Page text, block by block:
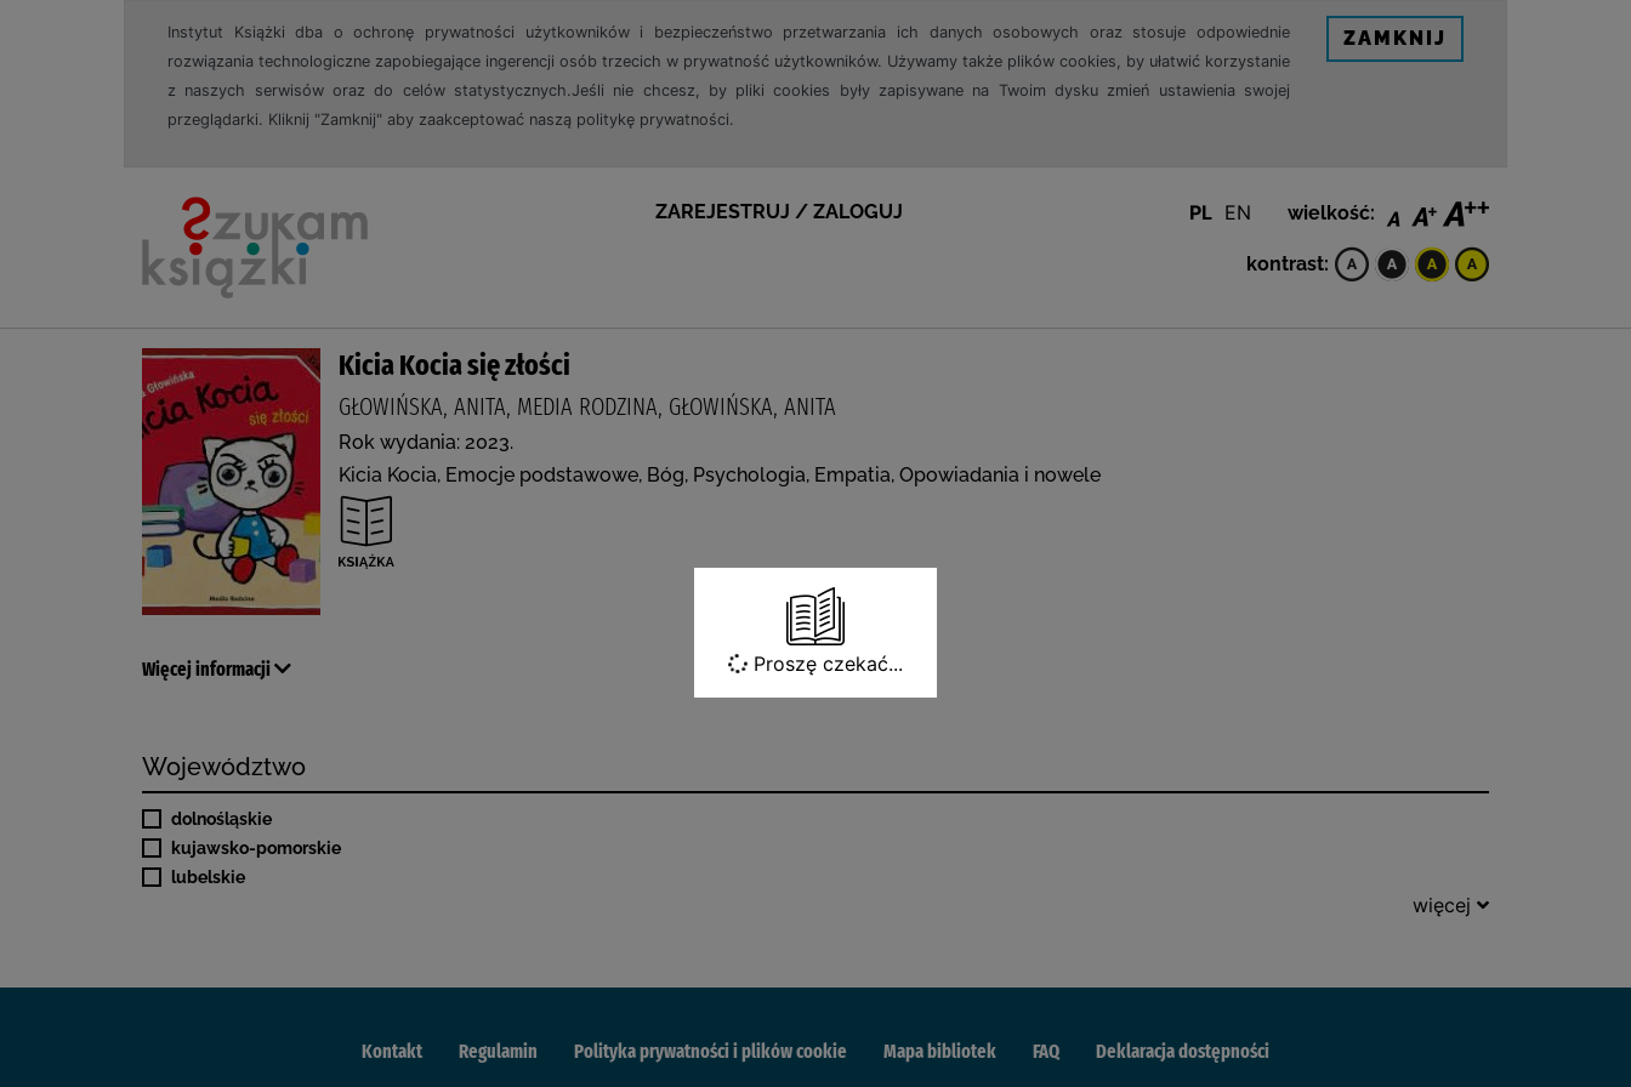
Instytut Książki dba o ochronę prywatności użytkowników i bezpieczeństwo przetwarzania ich danych osobowych oraz stosuje odpowiednie
rozwiązania technologiczne zapobiegające ingerencji osób trzecich w prywatność użytkowników. Używamy także plików cookies, by ułatwić korzystanie
z naszych serwisów oraz do celów statystycznych.Jeśli nie chcesz, by pliki cookies były zapisywane na Twoim dysku zmień ustawienia swojej
przeglądarki. Kliknij "Zamknij" aby zaakceptować naszą politykę prywatności.
ZAMKNIJ
ZAREJESTRUJ / ZALOGUJ PL EN wielkość:
kontrast:
Kicia Kocia się złości
GŁOWIŃSKA, ANITA, MEDIA RODZINA, GŁOWIŃSKA, ANITA
Rok wydania: 2023.
Kicia Kocia, Emocje podstawowe, Bóg, Psychologia, Empatia, Opowiadania i nowele
Więcej informacji
Województwo
dolnośląskie
kujawsko-pomorskie
lubelskie
więcej
Kontakt Regulamin Polityka prywatności i plików cookie Mapa bibliotek FAQ Deklaracja dostępności
Proszę czekać...